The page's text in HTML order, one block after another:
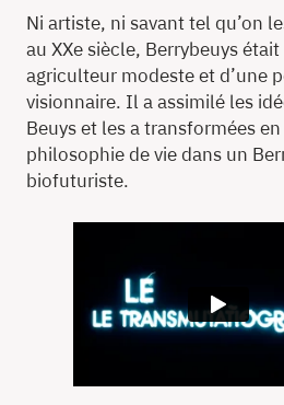
Ni artiste, ni savant tel qu’on
au XXe siècle, Berrybeuys était
agriculteur modeste et d’une
visionnaire. Il a assimilé les
Beuys et les a transformées
philosophie de vie dans un
biofuturiste.